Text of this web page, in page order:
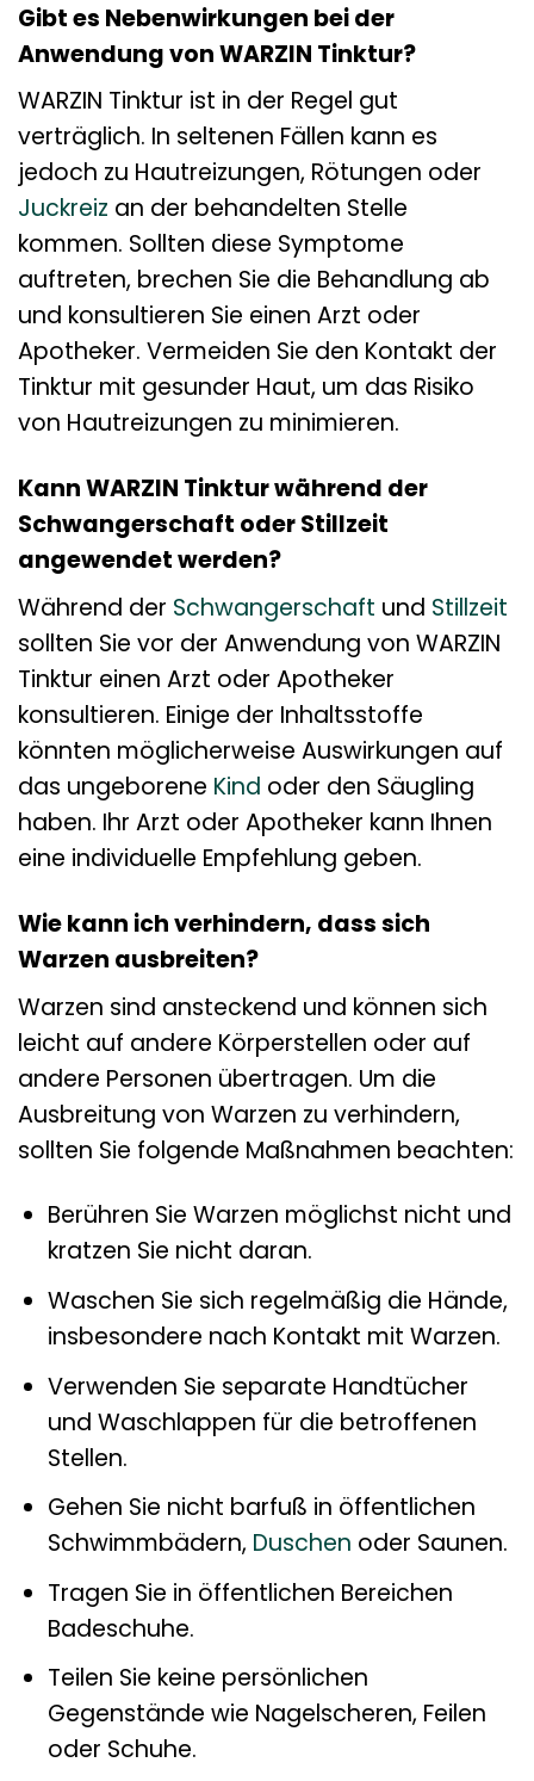
Gibt es Nebenwirkungen bei der
Anwendung von WARZIN Tinktur?
WARZIN Tinktur ist in der Regel gut
verträglich. In seltenen Fällen kann es
jedoch zu Hautreizungen, Rötungen oder
Juckreiz an der behandelten Stelle
kommen. Sollten diese Symptome
auftreten, brechen Sie die Behandlung ab
und konsultieren Sie einen Arzt oder
Apotheker. Vermeiden Sie den Kontakt der
Tinktur mit gesunder Haut, um das Risiko
von Hautreizungen zu minimieren.
Kann WARZIN Tinktur während der
Schwangerschaft oder Stillzeit
angewendet werden?
Während der Schwangerschaft und Stillzeit
sollten Sie vor der Anwendung von WARZIN
Tinktur einen Arzt oder Apotheker
konsultieren. Einige der Inhaltsstoffe
könnten möglicherweise Auswirkungen auf
das ungeborene Kind oder den Säugling
haben. Ihr Arzt oder Apotheker kann Ihnen
eine individuelle Empfehlung geben.
Wie kann ich verhindern, dass sich
Warzen ausbreiten?
Warzen sind ansteckend und können sich
leicht auf andere Körperstellen oder auf
andere Personen übertragen. Um die
Ausbreitung von Warzen zu verhindern,
sollten Sie folgende Maßnahmen beachten:
Berühren Sie Warzen möglichst nicht und
kratzen Sie nicht daran.
Waschen Sie sich regelmäßig die Hände,
insbesondere nach Kontakt mit Warzen.
Verwenden Sie separate Handtücher
und Waschlappen für die betroffenen
Stellen.
Gehen Sie nicht barfuß in öffentlichen
Schwimmbädern, Duschen oder Saunen.
Tragen Sie in öffentlichen Bereichen
Badeschuhe.
Teilen Sie keine persönlichen
Gegenstände wie Nagelscheren, Feilen
oder Schuhe.